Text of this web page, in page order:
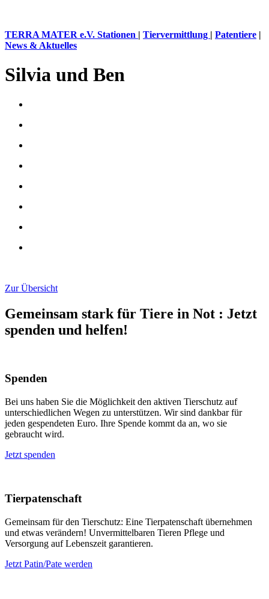
TERRA MATER e.V. Stationen | Tiervermittlung | Patentiere |
News & Aktuelles
Silvia und Ben
Zur Übersicht
Gemeinsam stark für Tiere in Not : Jetzt
spenden und helfen!
Spenden
Bei uns haben Sie die Möglichkeit den aktiven Tierschutz auf
unterschiedlichen Wegen zu unterstützen. Wir sind dankbar für
jeden gespendeten Euro. Ihre Spende kommt da an, wo sie
gebraucht wird.
Jetzt spenden
Tierpatenschaft
Gemeinsam für den Tierschutz: Eine Tierpatenschaft übernehmen
und etwas verändern! Unvermittelbaren Tieren Pflege und
Versorgung auf Lebenszeit garantieren.
Jetzt Patin/Pate werden